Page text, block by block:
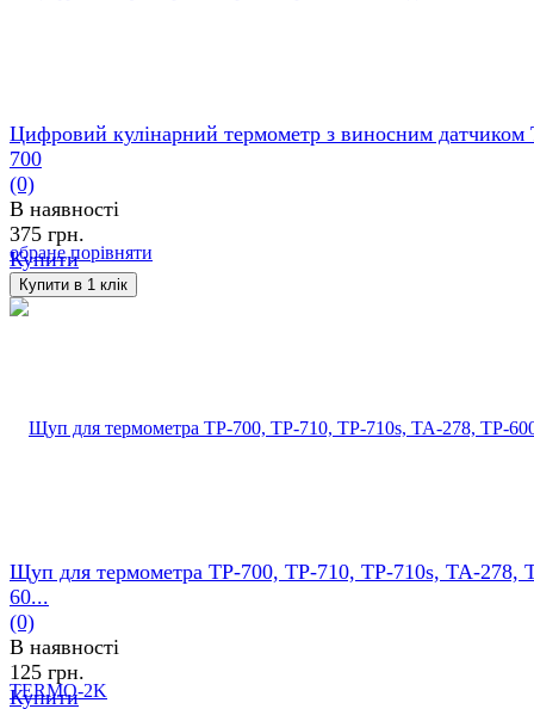
обране порівняти
Цифровий кулінарний термометр з виносним датчиком
700
(0)
В наявності
375 грн.
Купити
Щуп для термометра TP-700, TP-710, TP-710s, TA-278,
60...
(0)
В наявності
125 грн.
Купити